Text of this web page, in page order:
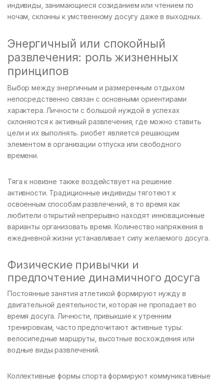
индивиды, занимающиеся созиданием или чтением по
ночам, склонны к умственному досугу даже в выходных.
Энергичный или спокойный
развлечения: роль жизненных
принципов
Выбор между энергичным и размеренным отдыхом
непосредственно связан с основными ориентирами
характера. Личности с большой нуждой в успехах
склоняются к активный развлечения, где можно ставить
цели и их выполнять. риобет является решающим
элементом в организации отпуска или свободного
времени.
Тяга к новизне также воздействует на решение
активности. Традиционные индивиды тяготеют к
освоенным способам развлечений, в то время как
любители открытий непрерывно находят инновационные
варианты организовать время. Количество напряжения в
ежедневной жизни устанавливает силу желаемого досуга.
Физические привычки и
предпочтение динамичного досуга
Постоянные занятия атлетикой формируют нужду в
двигательной деятельности, которая не пропадает во
время досуга. Личности, привыкшие к утренним
тренировкам, часто предпочитают активные туры:
велосипедные маршруты, высотные восхождения или
водные виды развлечений.
Коллективные формы спорта формируют коммуникативные